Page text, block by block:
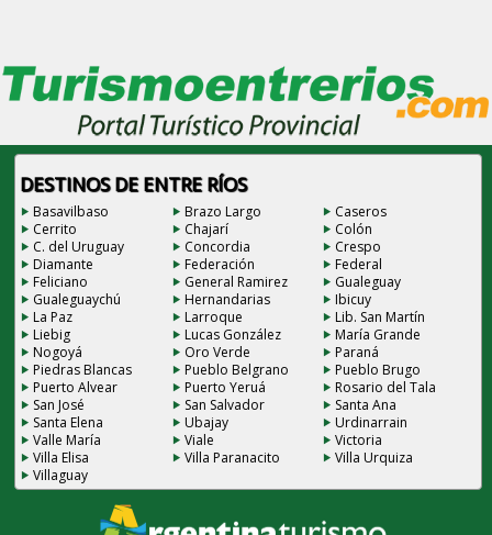
DESTINOS DE ENTRE RÍOS
Basavilbaso Brazo Largo
Caseros
Cerrito
Chajarí
Colón
C. del Uruguay
Concordia
Crespo
Diamante
Federación
Federal
Feliciano
General Ramirez
Gualeguay
Gualeguaychú
Hernandarias
Ibicuy
La Paz
Larroque
Lib. San Martín
Liebig
Lucas González
María Grande
Nogoyá
Oro Verde
Paraná
Piedras Blancas
Pueblo Belgrano
Pueblo Brugo
Puerto Alvear
Puerto Yeruá
Rosario del Tala
San José
San Salvador
Santa Ana
Santa Elena
Ubajay
Urdinarrain
Valle María
Viale
Victoria
Villa Elisa
Villa Paranacito
Villa Urquiza
Villaguay